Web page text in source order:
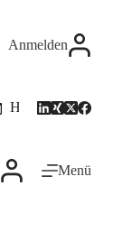
Anmelden
HR-Events
Menü